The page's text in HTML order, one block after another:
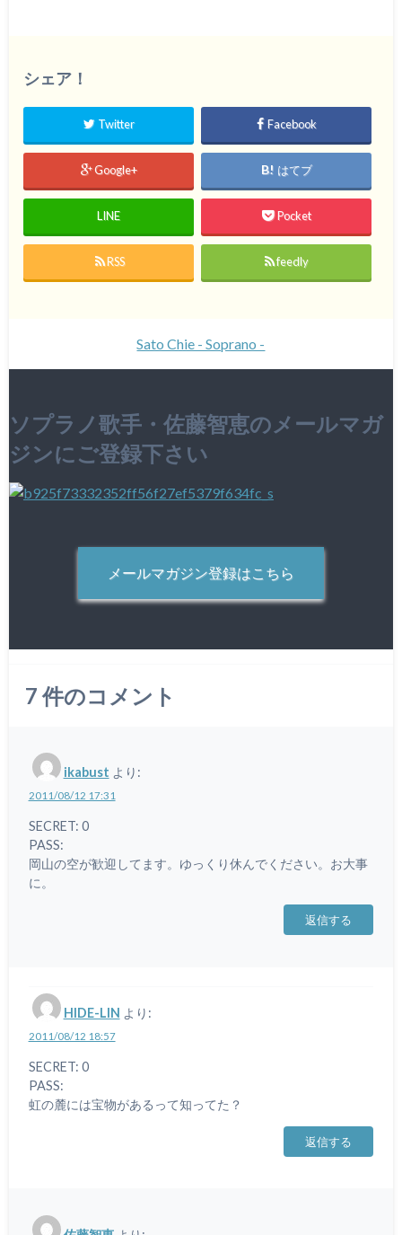
シェア！
Twitter Facebook
Google+ はてブ
LINE Pocket
RSS feedly
Sato Chie - Soprano -
ソプラノ歌手・佐藤智恵のメールマガ
ジンにご登録下さい
メールマガジン登録はこちら
7 件のコメント
ikabust より:
2011/08/12 17:31
SECRET: 0
PASS:
岡山の空が歓迎してます。ゆっくり休んでください。お大事
に。
返信する
HIDE-LIN より:
2011/08/12 18:57
SECRET: 0
PASS:
虹の麓には宝物があるって知ってた？
返信する